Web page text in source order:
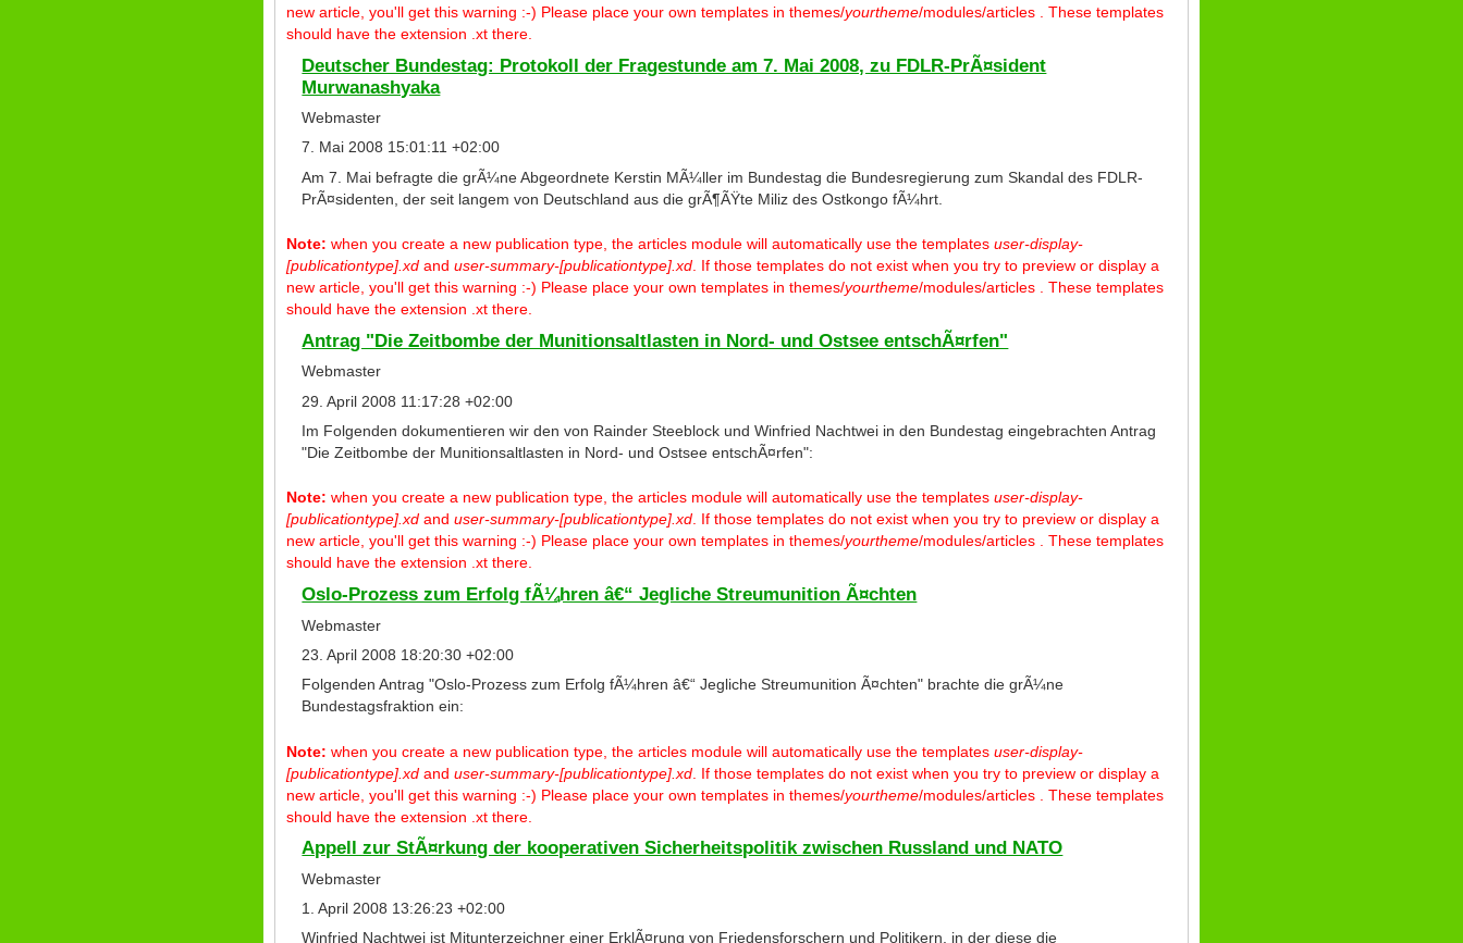
new article, you'll get this warning :-) Please place your own templates in themes/yourtheme/modules/articles . These templates
should have the extension .xt there.
Deutscher Bundestag: Protokoll der Fragestunde am 7. Mai 2008, zu FDLR-PrÃ¤sident
Murwanashyaka
Webmaster
7. Mai 2008 15:01:11 +02:00
Am 7. Mai befragte die grÃ¼ne Abgeordnete Kerstin MÃ¼ller im Bundestag die Bundesregierung zum Skandal des FDLR-
PrÃ¤sidenten, der seit langem von Deutschland aus die grÃ¶ÃŸte Miliz des Ostkongo fÃ¼hrt.
Note: when you create a new publication type, the articles module will automatically use the templates user-display-
[publicationtype].xd and user-summary-[publicationtype].xd . If those templates do not exist when you try to preview or display a
new article, you'll get this warning :-) Please place your own templates in themes/yourtheme/modules/articles . These templates
should have the extension .xt there.
Antrag "Die Zeitbombe der Munitionsaltlasten in Nord- und Ostsee entschÃ¤rfen"
Webmaster
29. April 2008 11:17:28 +02:00
Im Folgenden dokumentieren wir den von Rainder Steeblock und Winfried Nachtwei in den Bundestag eingebrachten Antrag
"Die Zeitbombe der Munitionsaltlasten in Nord- und Ostsee entschÃ¤rfen":
Note: when you create a new publication type, the articles module will automatically use the templates user-display-
[publicationtype].xd and user-summary-[publicationtype].xd. If those templates do not exist when you try to preview or display a
new article, you'll get this warning :-) Please place your own templates in themes/yourtheme/modules/articles . These templates
should have the extension .xt there.
Oslo-Prozess zum Erfolg fÃ¼hren â€“ Jegliche Streumunition Ã¤chten
Webmaster
23. April 2008 18:20:30 +02:00
Folgenden Antrag "Oslo-Prozess zum Erfolg fÃ¼hren â€“ Jegliche Streumunition Ã¤chten" brachte die grÃ¼ne
Bundestagsfraktion ein:
Note: when you create a new publication type, the articles module will automatically use the templates user-display-
[publicationtype].xd and user-summary-[publicationtype].xd . If those templates do not exist when you try to preview or display a
new article, you'll get this warning :-) Please place your own templates in themes/yourtheme/modules/articles . These templates
should have the extension .xt there.
Appell zur StÃ¤rkung der kooperativen Sicherheitspolitik zwischen Russland und NATO
Webmaster
1. April 2008 13:26:23 +02:00
Winfried Nachtwei ist Mitunterzeichner einer ErklÃ¤rung von Friedensforschern und Politikern, in der diese die